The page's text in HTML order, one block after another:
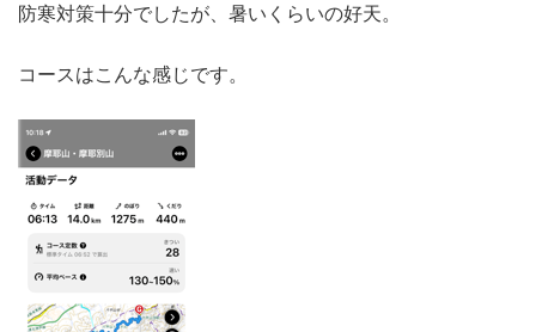
防寒対策十分でしたが、暑いくらいの好天。
コースはこんな感じです。